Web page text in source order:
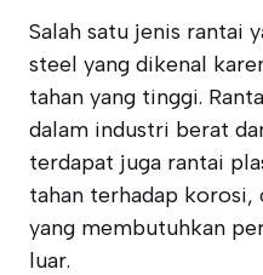
Salah satu jenis rantai
steel yang dikenal
tahan yang tinggi.
dalam industri berat
terdapat juga rantai
tahan terhadap
yang membutuhkan
luar.